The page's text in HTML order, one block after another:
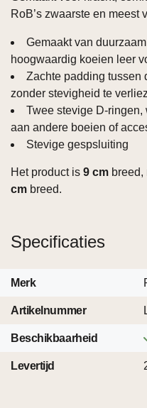
RoB’s zwaarste en meest
Gemaakt van
hoogwaardig koeien leer
Zachte padding tussen
zonder stevigheid te
Twee stevige
aan andere boeien of
Stevige gespsluiting
Het product is 9 cm breed,
cm breed.
Specificaties
Merk
Artikelnummer
Beschikbaarheid
Levertijd